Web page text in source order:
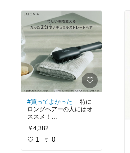
#買ってよかった 特に
ロングヘアーの人にはオ
ススメ！
買った当初自分はセミロ
ングだったので毛量が足
りず、上手くスタイリン
￥4,382
1 0